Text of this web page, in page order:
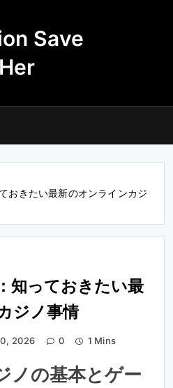
Save
Her
おきたい最新のオンラインカジ
知っておきたい最
ジノ事情
2026 0 1 Mins
ノの基本とゲー